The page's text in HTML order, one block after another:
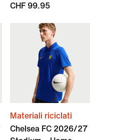
CHF 99.95
Materiali riciclati
Chelsea FC 2026/27